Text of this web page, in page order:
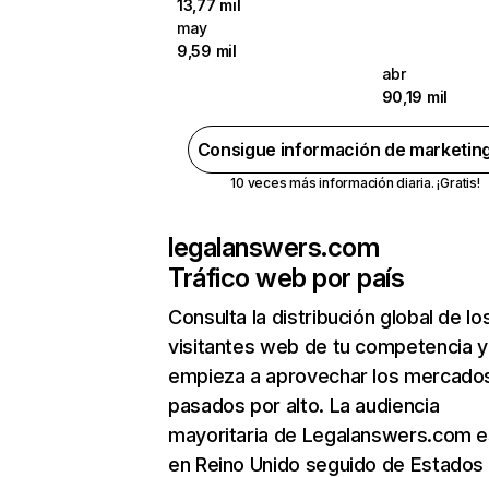
13,77 mil
may
9,59 mil
abr
90,19 mil
Consigue información de
10 veces más información diaria. ¡Gratis!
legalanswers.com
Tráfico web por país
Consulta la distribución global de
visitantes web de tu competencia y
empieza a aprovechar los
pasados por alto. La audiencia
mayoritaria de Legalanswers.com
en Reino Unido seguido de Estados